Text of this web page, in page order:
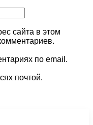
сайта в этом
по email.
почтой.